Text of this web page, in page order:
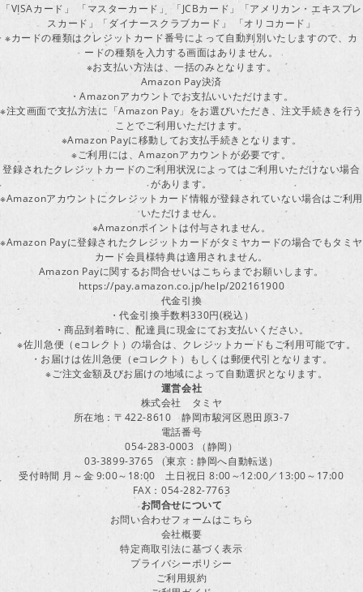
「VISAカード」 「マスターカード」 「JCBカード」「アメリカン・エキスプレ
スカード」「ダイナースクラブカード」 「オリコカード」
※カードの種類はクレジットカード番号によって自動判別いたしますので、カ
ードの種類を入力する画面はありません。
※お支払い方法は、一括のみとなります。
Amazon Pay決済
・Amazonアカウントでお支払いいただけます。
※注文画面で支払方法に「Amazon Pay」をお選びいただき、注文手続きを行う
ことでご利用いただけます。
※Amazon Payに移動してお支払手続きとなります。
※ご利用には、Amazonアカウントが必要です。
登録されたクレジットカードのご利用状況によってはご利用いただけない場合
があります。
※Amazonアカウントにクレジットカード情報が登録されていない場合はご利用
いただけません。
※Amazonポイントは付与されません。
※Amazon Payに登録されたクレジットカードがタミヤカードの場合でもタミヤ
カード会員様特典は適用されません。
Amazon Payに関するお問合せいはこちらまでお願いします。
https://pay.amazon.co.jp/help/202161900
代金引換
・代金引換手数料330円(税込）
・商品到着時に、配達員に現金にてお支払いください。
※佐川急便（eコレクト）の場合は、クレジットカードもご利用可能です。
・お届けは佐川急便（eコレクト）もしくは郵便代引となります。
※ご注文金額及びお届けの地域によって自動選択となります。
運営会社
株式会社 タミヤ
所在地：〒422-8610 静岡市駿河区恩田原3-7
電話番号
054-283-0003 （静岡）
03-3899-3765 （東京：静岡へ自動転送）
受付時間 月～金 9:00～18:00 土日祝日 8:00～12:00／13:00～17:00
FAX：054-282-7763
お問合せについて
お問い合わせフォームはこちら
会社概要
特定商取引法に基づく表示
プライバシーポリシー
ご利用規約